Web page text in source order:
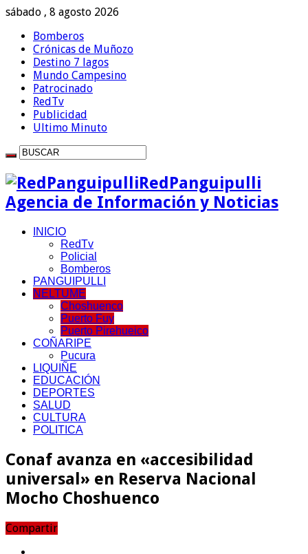
sábado , 8 agosto 2026
Bomberos
Crónicas de Muñozo
Destino 7 lagos
Mundo Campesino
Patrocinado
RedTv
Publicidad
Ultimo Minuto
RedPanguipulli
Agencia de Información y Noticias
INICIO
RedTv
Policial
Bomberos
PANGUIPULLI
NELTUME
Choshuenco
Puerto Fuy
Puerto Pirehueico
COÑARIPE
Pucura
LIQUIÑE
EDUCACIÓN
DEPORTES
SALUD
CULTURA
POLITICA
Conaf avanza en «accesibilidad
universal» en Reserva Nacional
Mocho Choshuenco
Compartir